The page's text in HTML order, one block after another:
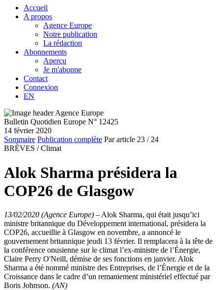
Accueil
A propos
Agence Europe
Notre publication
La rédaction
Abonnements
Aperçu
Je m'abonne
Contact
Connexion
EN
Bulletin Quotidien Europe N° 12425
14 février 2020
Sommaire Publication complète Par article 23 / 24
BRÈVES / Climat
Alok Sharma présidera la
COP26 de Glasgow
13/02/2020 (Agence Europe) – Alok Sharma, qui était jusqu’ici
ministre britannique du Développement international, présidera la
COP26, accueillie à Glasgow en novembre, a annoncé le
gouvernement britannique jeudi 13 février. Il remplacera à la tête de
la conférence onusienne sur le climat l’ex-ministre de l’Énergie,
Claire Perry O'Neill, démise de ses fonctions en janvier. Alok
Sharma a été nommé ministre des Entreprises, de l’Énergie et de la
Croissance dans le cadre d’un remaniement ministériel effectué par
Boris Johnson. (AN)